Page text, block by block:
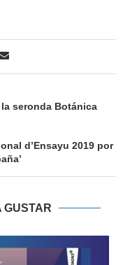
seronda Botánica
d’Ensayu 2019 por
GUSTAR